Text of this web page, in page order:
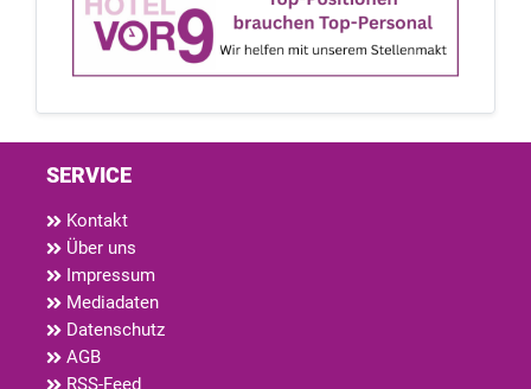
SERVICE
Kontakt
Über uns
Impressum
Mediadaten
Datenschutz
AGB
RSS-Feed